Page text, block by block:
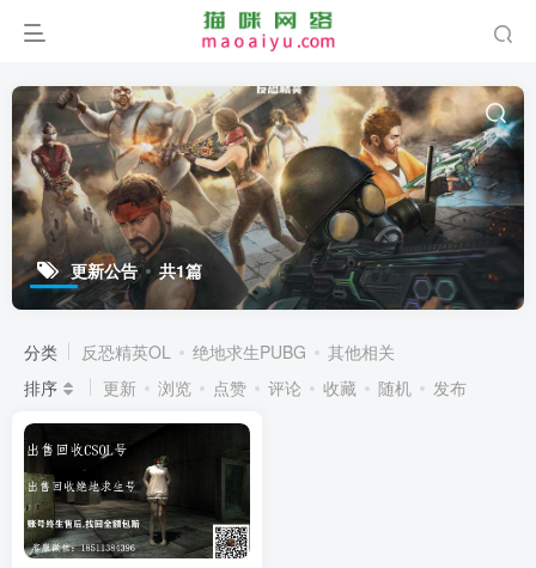
更新公告 共1篇
分类 反恐精英OL 绝地求生PUBG
其他相关
排序
更新 浏览 点赞 评论 收藏 随机 发布